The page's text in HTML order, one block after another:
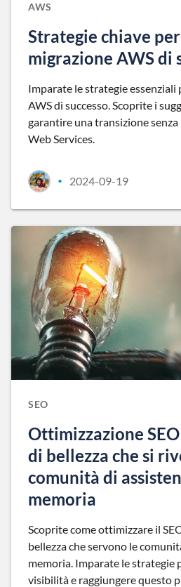
AWS
Strategie chiave
migrazione AWS di
Imparate le strategie essenziali
AWS di successo. Scoprite i
garantire una transizione
Web Services.
• 2024-09-19
SEO
Ottimizzazione
di bellezza che si
comunità di
memoria
Scoprite come ottimizzare il
bellezza che servono le
memoria. Imparate le strategie
visibilità e raggiungere questo